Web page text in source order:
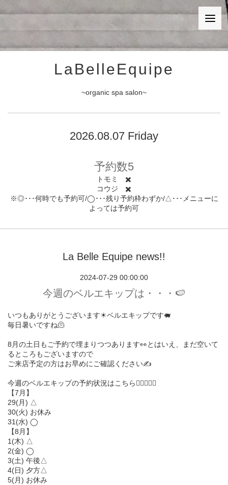
LaBelleEquipe
~organic spa salon~
2026.08.07 Friday
予約数5
トモミ ✖️
コウジ ✖️
※◎･･･何時でも予約可/◯･･･残り予約枠わずか/△･･･メニューに
よっては予約可
La Belle Equipe news!!
2024-07-29 00:00:00
今週のベルエキップは・・・🍉
いつもありがとうございます☀︎ベルエキップです🐖
毎日暑いですね🫠
8月の土日もご予約で埋まりつつあります👀とはいえ、まだ空いて
るところもございますので
ご来店予定の方はお早めにご確認ください✍️
今週のベルエキップの予約状況はこちら💁🏻‍♀️💁‍♂️
【7月】
29(月) △
30(火) お休み
31(水) ◯
【8月】
1(木) △
2(金) ◯
3(土) 午後△
4(日) 夕方△
5(月) お休み